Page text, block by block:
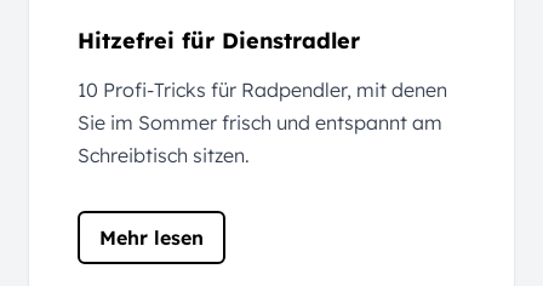
Hitzefrei für Dienstradler
10 Profi-Tricks für Radpendler, mit denen
Sie im Sommer frisch und entspannt am
Schreibtisch sitzen.
Mehr lesen